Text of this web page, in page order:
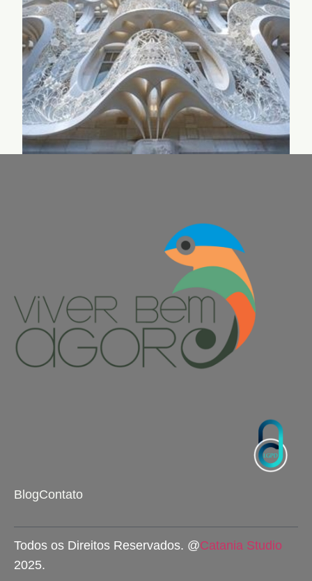
BlogContato
Todos os Direitos Reservados. @Catania Studio
2025.